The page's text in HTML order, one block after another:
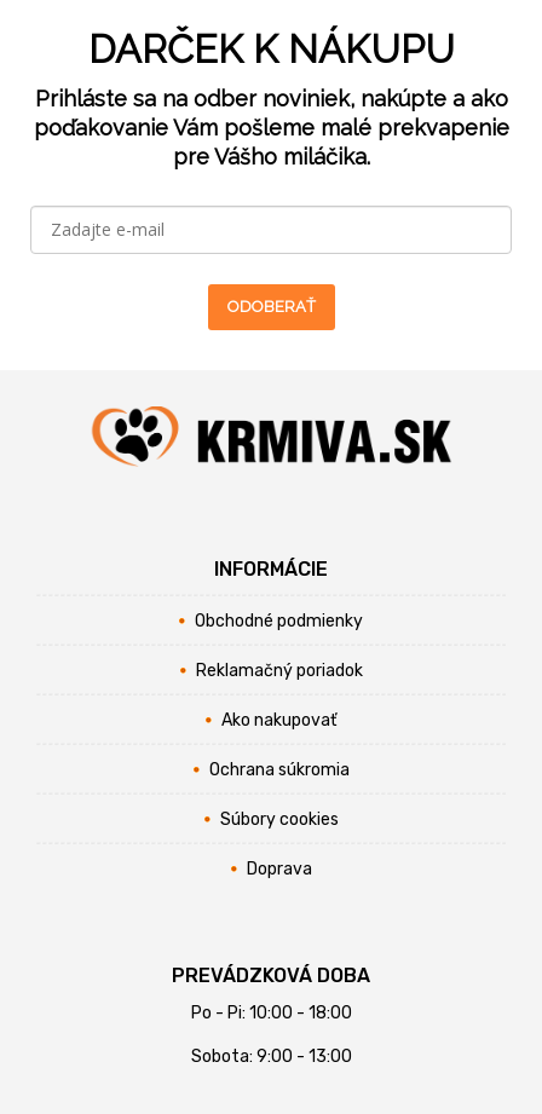
DARČEK K NÁKUPU
Prihláste sa na odber noviniek, nakúpte a ako
poďakovanie Vám pošleme malé prekvapenie
pre Vášho miláčika.
ODOBERAŤ
INFORMÁCIE
Obchodné podmienky
Reklamačný poriadok
Ako nakupovať
Ochrana súkromia
Súbory cookies
Doprava
PREVÁDZKOVÁ DOBA
Po - Pi: 10:00 - 18:00
Sobota: 9:00 - 13:00